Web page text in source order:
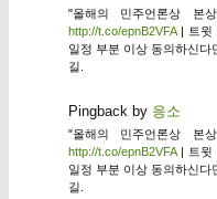
"올해의 민주언론상 본
http://t.co/epnB2VFA| 트윗
일정 부분 이상 동의하신다
길.
Pingback by 응소
"올해의 민주언론상 본
http://t.co/epnB2VFA| 트윗
일정 부분 이상 동의하신다
길.